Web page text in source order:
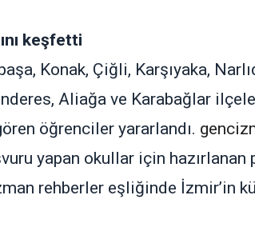
keşfetti
Konak, Çiğli, Karşıyaka,
Aliağa ve Karabağlar
öğrenciler yararlandı.
yapan okullar için hazırlanan
rehberler eşliğinde İzmir’in